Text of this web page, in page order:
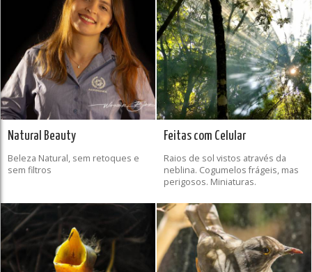
Natural Beauty
Beleza Natural, sem retoques e
sem filtros
Feitas com Celular
Raios de sol vistos através da
neblina. Cogumelos frágeis, mas
perigosos. Miniaturas.